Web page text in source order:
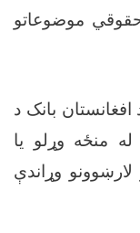
موضوعاتو
افغانستان بانک د
له منځه وړلو یا
وړاندې